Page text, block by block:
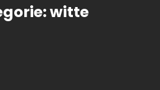
witte